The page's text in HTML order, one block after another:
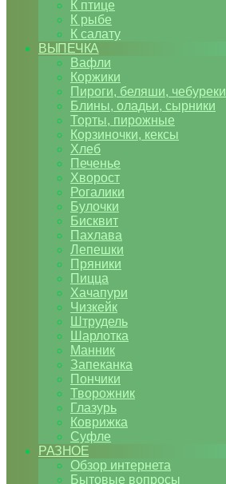
К птице
К рыбе
К салату
ВЫПЕЧКА
Вафли
Коржики
Пироги, беляши, чебуреки
Блины, оладьи, сырники
Торты, пирожные
Корзиночки, кексы
Хлеб
Печенье
Хворост
Рогалики
Булочки
Бисквит
Пахлава
Лепешки
Пряники
Пицца
Хачапури
Чизкейк
Штрудель
Шарлотка
Манник
Запеканка
Пончики
Творожник
Глазурь
Коврижка
Суфле
РАЗНОЕ
Обзор интернета
Бытовые вопросы